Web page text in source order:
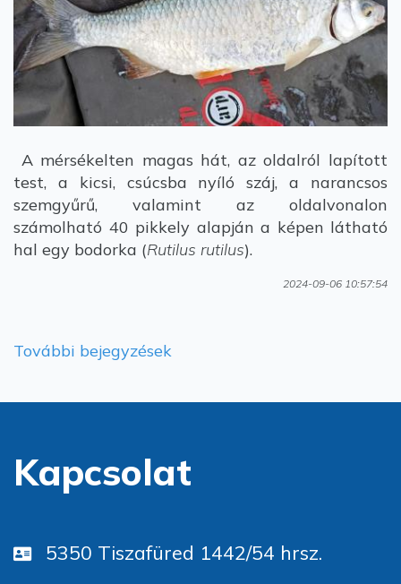
A mérsékelten magas hát, az oldalról lapított
test, a kicsi, csúcsba nyíló száj, a narancsos
szemgyűrű, valamint az oldalvonalon
számolható 40 pikkely alapján a képen látható
hal egy bodorka (Rutilus rutilus).
2024-09-06 10:57:54
További bejegyzések
Kapcsolat
5350 Tiszafüred 1442/54 hrsz.